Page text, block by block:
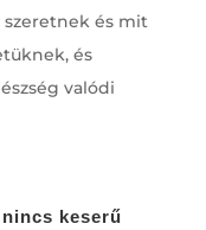
és mit
és
valódi
keserű